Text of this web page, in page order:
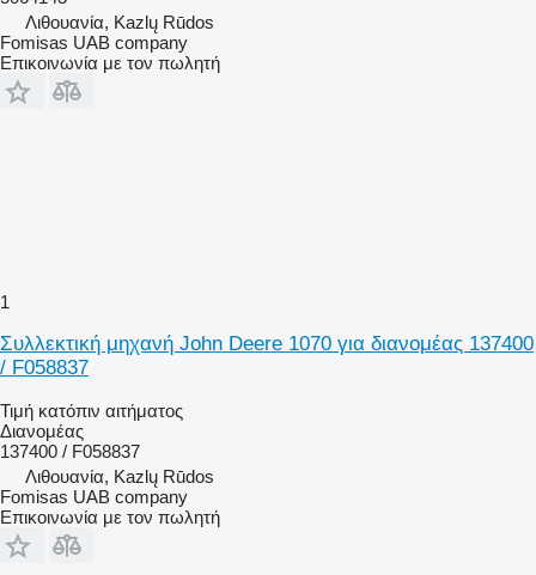
Λιθουανία, Kazlų Rūdos
Fomisas UAB company
Επικοινωνία με τον πωλητή
1
Συλλεκτική μηχανή John Deere 1070 για διανομέας 137400
/ F058837
Τιμή κατόπιν αιτήματος
Διανομέας
137400 / F058837
Λιθουανία, Kazlų Rūdos
Fomisas UAB company
Επικοινωνία με τον πωλητή